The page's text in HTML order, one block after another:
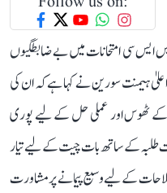
ایس سی امتحانات میں بے ضابطگیوں
ہیمنت سورین نے کہا ہے کہ ان کی
ٹھوس اور عملی حل کے لیے پوری
کے ساتھ بات چیت کے لیے تیار
کے لیے وسیع پیمانے پر مشاورت